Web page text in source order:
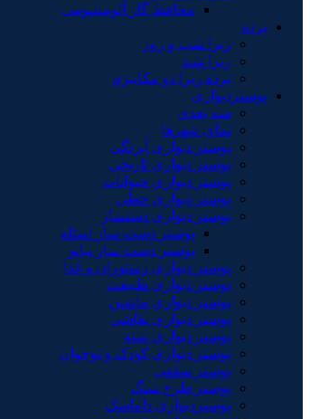
محافظ گاز آلومینیومی
پرده
زبرا شب و روز
زبرا شید
پرده زبرا دو مکانیزم
پوستردیواری
سه بعدی
نمای شهرها
پوستر دیواری آبرنگی
پوستر دیواری تاریخی
پوستر دیواری حیوانات
پوستر دیواری خطی
پوستر دیواری دستساز
پوستر دست ساز استله
پوستر دست ساز پیانو
پوستر دیواری رستوران و غذا
پوستر دیواری طبیعت
پوستر دیواری ماشین
پوستر دیواری نقاشی
پوستر دیواری پتینه
پوستر دیواری کودک و نوجوان
پوستر سقفی
پوستر طرح سنگ
پوستردیواری داماسک